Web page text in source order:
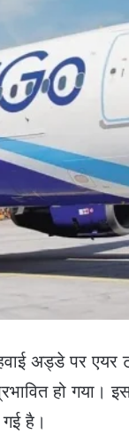
हवाई अड्डे पर
हो
है।